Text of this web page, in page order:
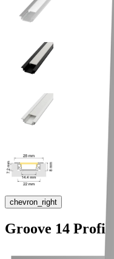
chevron_right
Groove 14 Profil